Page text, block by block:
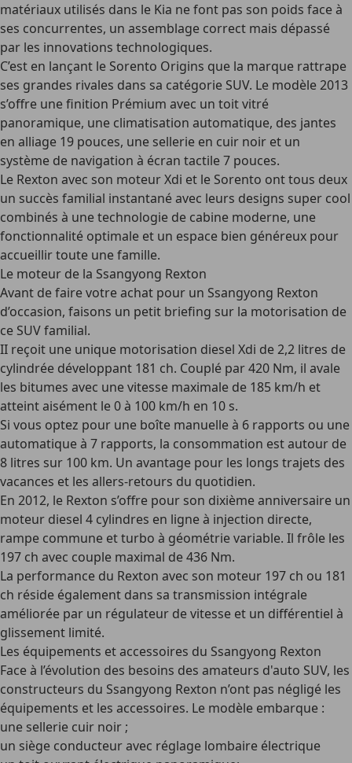
matériaux utilisés dans le Kia ne font pas son poids face à
ses concurrentes, un assemblage correct mais dépassé
par les innovations technologiques.
C’est en lançant le Sorento Origins que la marque rattrape
ses grandes rivales dans sa catégorie SUV. Le modèle 2013
s’offre une finition Prémium avec un toit vitré
panoramique, une climatisation automatique, des jantes
en alliage 19 pouces, une sellerie en cuir noir et un
système de navigation à écran tactile 7 pouces.
Le Rexton avec son moteur Xdi et le Sorento ont tous deux
un succès familial instantané avec leurs designs super cool
combinés à une technologie de cabine moderne, une
fonctionnalité optimale et un espace bien généreux pour
accueillir toute une famille.
Le moteur de la Ssangyong Rexton
Avant de faire votre achat pour un Ssangyong Rexton
d’occasion, faisons un petit briefing sur la motorisation de
ce SUV familial.
II reçoit une unique motorisation diesel Xdi de 2,2 litres de
cylindrée développant 181 ch. Couplé par 420 Nm, il avale
les bitumes avec une vitesse maximale de 185 km/h et
atteint aisément le 0 à 100 km/h en 10 s.
Si vous optez pour une boîte manuelle à 6 rapports ou une
automatique à 7 rapports, la consommation est autour de
8 litres sur 100 km. Un avantage pour les longs trajets des
vacances et les allers-retours du quotidien.
En 2012, le Rexton s’offre pour son dixième anniversaire un
moteur diesel 4 cylindres en ligne à injection directe,
rampe commune et turbo à géométrie variable. Il frôle les
197 ch avec couple maximal de 436 Nm.
La performance du Rexton avec son moteur 197 ch ou 181
ch réside également dans sa transmission intégrale
améliorée par un régulateur de vitesse et un différentiel à
glissement limité.
Les équipements et accessoires du Ssangyong Rexton
Face à l’évolution des besoins des amateurs d'auto SUV, les
constructeurs du Ssangyong Rexton n’ont pas négligé les
équipements et les accessoires. Le modèle embarque :
une sellerie cuir noir ;
un siège conducteur avec réglage lombaire électrique